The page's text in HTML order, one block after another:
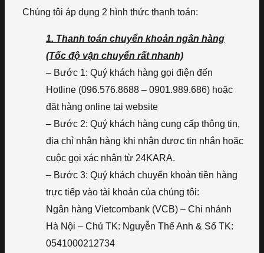
Chúng tôi áp dụng 2 hình thức thanh toán:
1. Thanh toán chuyển khoản ngân hàng
(Tốc độ vận chuyển rất nhanh)
– Bước 1: Quý khách hàng gọi điện đến
Hotline (096.576.8688 – 0901.989.686) hoặc
đặt hàng online tại website
– Bước 2: Quý khách hàng cung cấp thông tin,
địa chỉ nhận hàng khi nhận được tin nhắn hoặc
cuộc gọi xác nhận từ 24KARA.
– Bước 3: Quý khách chuyển khoản tiền hàng
trực tiếp vào tài khoản của chúng tôi:
Ngân hàng Vietcombank (VCB) – Chi nhánh
Hà Nội – Chủ TK: Nguyễn Thế Anh & Số TK:
0541000212734